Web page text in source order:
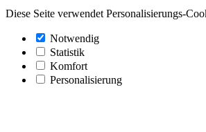
Diese Seite verwendet Personalisierungs-
Notwendig
Statistik
Komfort
Personalisierung